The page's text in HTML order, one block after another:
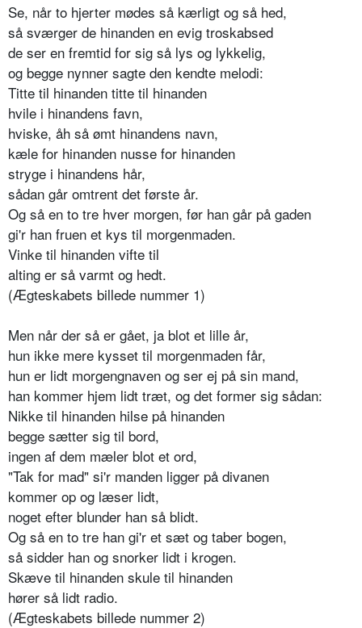
Se, når to hjerter mødes så kærligt og så hed,
så sværger de hinanden en evig troskabsed
de ser en fremtid for sig så lys og lykkelig,
og begge nynner sagte den kendte melodi:
Titte til hinanden titte til hinanden
hvile i hinandens favn,
hviske, åh så ømt hinandens navn,
kæle for hinanden nusse for hinanden
stryge i hinandens hår,
sådan går omtrent det første år.
Og så en to tre hver morgen, før han går på gaden
gi'r han fruen et kys til morgenmaden.
Vinke til hinanden vifte til
alting er så varmt og hedt.
(Ægteskabets billede nummer 1)
Men når der så er gået, ja blot et lille år,
hun ikke mere kysset til morgenmaden får,
hun er lidt morgengnaven og ser ej på sin mand,
han kommer hjem lidt træt, og det former sig sådan:
Nikke til hinanden hilse på hinanden
begge sætter sig til bord,
ingen af dem mæler blot et ord,
"Tak for mad" si'r manden ligger på divanen
kommer op og læser lidt,
noget efter blunder han så blidt.
Og så en to tre han gi'r et sæt og taber bogen,
så sidder han og snorker lidt i krogen.
Skæve til hinanden skule til hinanden
hører så lidt radio.
(Ægteskabets billede nummer 2)